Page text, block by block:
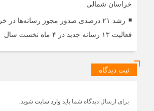
خراسان شمالی
رشد ۲۱ درصدی صدور مجوز رسانه‌ها
فعالیت ۱۳ رسانه جدید در ۴ ماه نخست سال
ثبت دیدگاه
برای ارسال دیدگاه شما باید وارد سایت شوید.